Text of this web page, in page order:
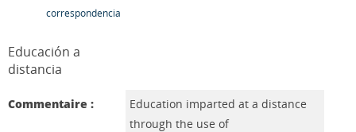
correspondencia
Educación a
distancia
Commentaire :
Education imparted at a distance
through the use of